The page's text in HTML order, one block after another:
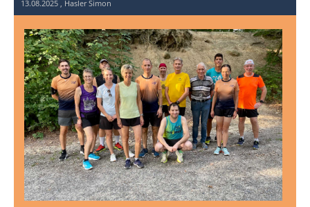
13.08.2025 , Hasler Simon